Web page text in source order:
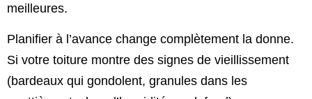
meilleures.
Planifier à l’avance change complètement la donne.
Si votre toiture montre des signes de vieillissement
(bardeaux qui gondolent, granules dans les